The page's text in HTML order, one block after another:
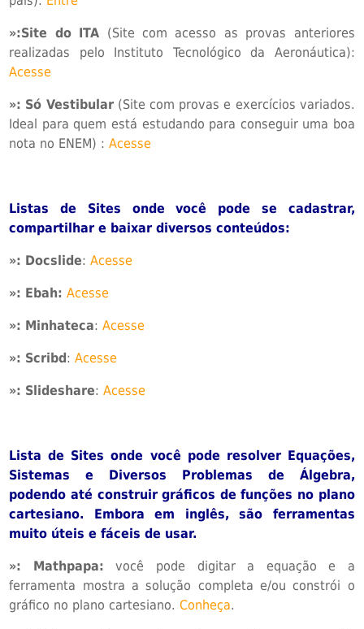
»:Site do ITA (Site com acesso as provas anteriores
realizadas pelo Instituto Tecnológico da Aeronáutica):
Acesse
»: Só Vestibular(Site com provas e exercícios variados.
Ideal para quem está estudando para conseguir uma boa
nota no ENEM) :Acesse
Listas de Sites onde você pode se cadastrar,
compartilhar e baixar diversos conteúdos:
»: Docslide:Acesse
»: Ebah:Acesse
»: Minhateca:Acesse
»: Scribd :Acesse
»: Slideshare:Acesse
Lista de Sites onde você pode resolver Equações,
Sistemas e Diversos Problemas de Álgebra,
podendo até construir gráficos de funções no plano
cartesiano. Embora em inglês, são ferramentas
muito úteis e fáceis de usar.
»: Mathpapa: você pode digitar a equação e a
ferramenta mostra a solução completa e/ou constrói o
gráfico no plano cartesiano.Conheça.